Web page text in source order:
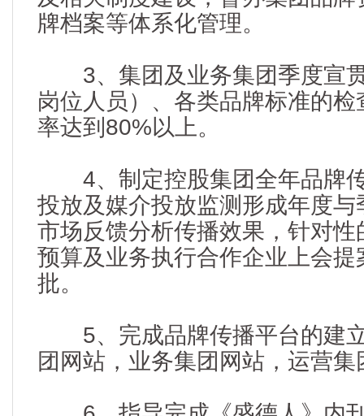
牌档案等体系化管理。
3、集团及业务集团季度宣
岗位人员）、各类品牌标准的
率达到80%以上。
4、制定控股集团全年品牌
投放及媒介投放监测形成年度
市场反馈分析传播效果，针对
预算及业务执行合作企业上会
批。
5、完成品牌传播平台的建
团网站，业务集团网站，运营